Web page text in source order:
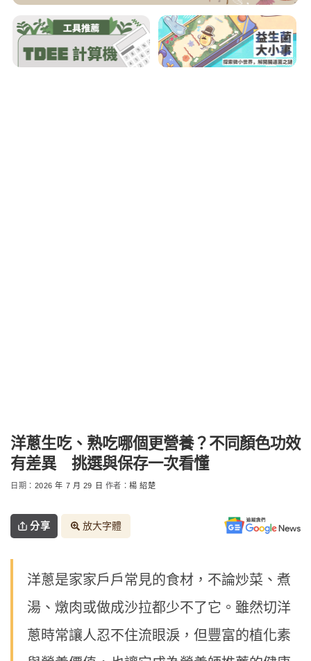
洋蔥生吃、熟吃哪個更營養？不同顏色功效
有差異 挑選與保存一次看懂
日期： 2026 年 7 月 29 日 作者：楊 紹楚
分享 放大字體
洋蔥是家家戶戶常見的食材，不論炒菜、煮
湯、燉肉或做成沙拉都少不了它。雖然切洋
蔥時常讓人忍不住流眼淚，但豐富的植化素